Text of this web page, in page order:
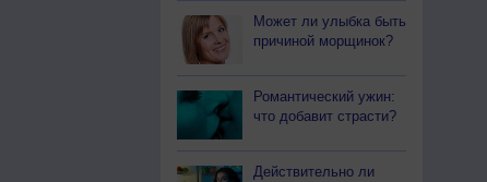
Может ли улыбка быть
причиной морщинок?
Романтический ужин:
что добавит страсти?
Действительно ли